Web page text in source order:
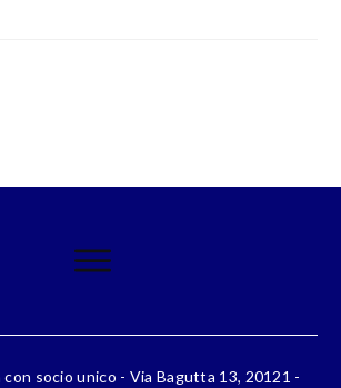
con socio unico - Via Bagutta 13, 20121 -